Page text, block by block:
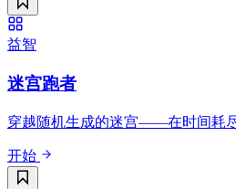
益智
迷宫跑者
穿越随机生成的迷宫——在时间耗
开始